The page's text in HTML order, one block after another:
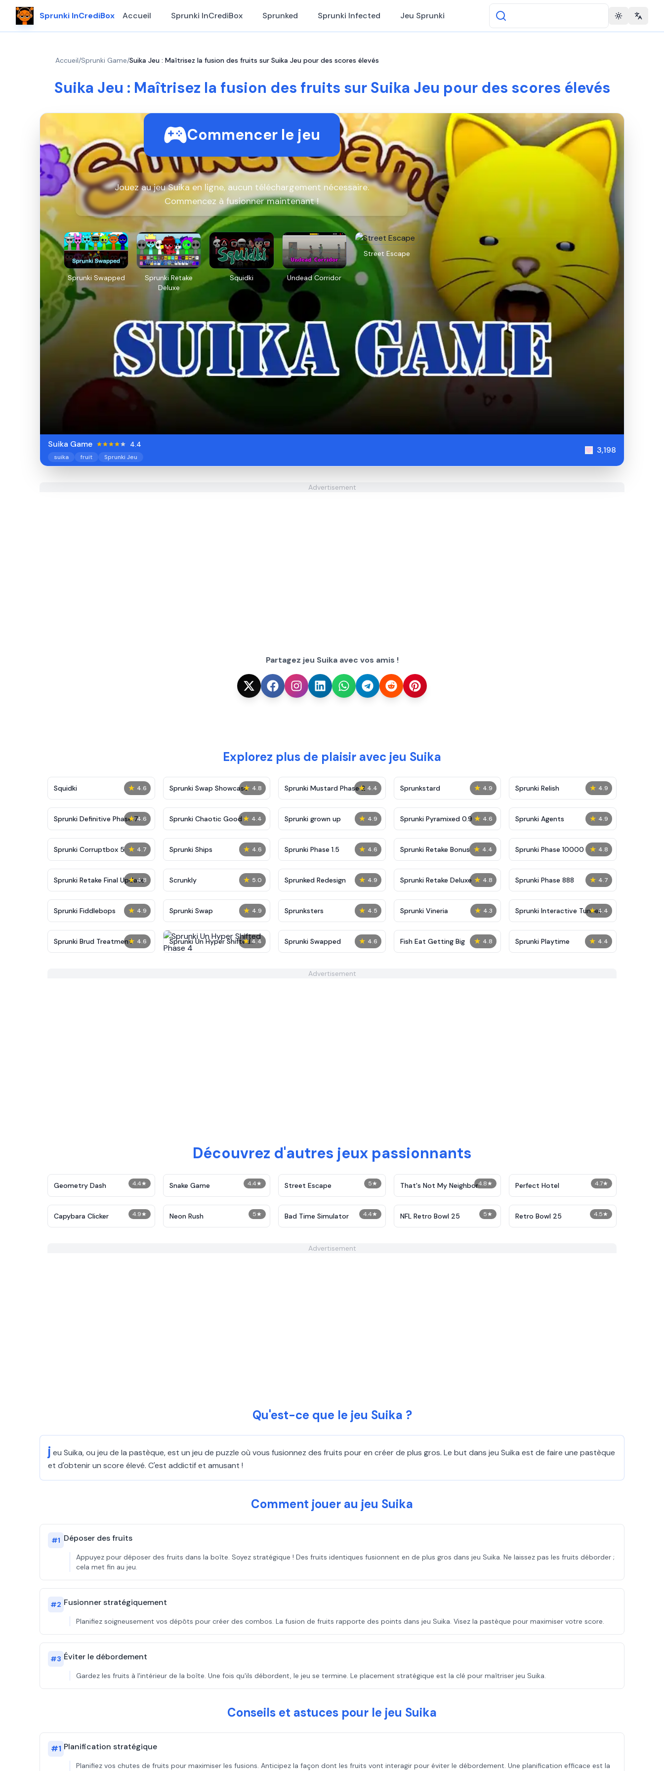
Sprunki InCrediBox Accueil Sprunki InCrediBox Sprunked Sprunki Infected Jeu Sprunki Toggle theme
Accueil/Sprunki Game/Suika Jeu : Maîtrisez la fusion des fruits sur Suika Jeu pour des scores élevés
Suika Jeu : Maîtrisez la fusion des fruits sur Suika Jeu pour des scores élevés
Commencer le jeu
Jouez au jeu Suika en ligne, aucun téléchargement nécessaire.
Commencez à fusionner maintenant !
Sprunki Swapped
Sprunki Retake
Deluxe
Squidki Undead Corridor
Street Escape
Suika Game 4.4
suika fruit Sprunki Jeu
3,198
Advertisement
Partagez jeu Suika avec vos amis !
Explorez plus de plaisir avec jeu Suika
★ 4.6
Squidki ★ 4.8
Sprunki Swap Showcase ★ 4.4
Sprunki Mustard Phase 2 ★ 4.9
Sprunkstard ★ 4.9
Sprunki Relish
★ 4.6
Sprunki Definitive Phase 7 ★ 4.4
Sprunki Chaotic Good ★ 4.9
Sprunki grown up ★ 4.6
Sprunki Pyramixed 0.9 ★ 4.9
Sprunki Agents
★ 4.7
Sprunki Corruptbox 5 ★ 4.6
Sprunki Ships ★ 4.6
Sprunki Phase 1.5 ★ 4.4
Sprunki Retake Bonus ★ 4.8
Sprunki Phase 10000
★ 4.8
Sprunki Retake Final Update ★ 5.0
Scrunkly ★ 4.9
Sprunked Redesign ★ 4.8
Sprunki Retake Deluxe ★ 4.7
Sprunki Phase 888
★ 4.9
Sprunki Fiddlebops ★ 4.9
Sprunki Swap ★ 4.5
Sprunksters ★ 4.3
Sprunki Vineria ★ 4.4
Sprunki Interactive Tunner
★ 4.6
Sprunki Brud Treatment ★ 4.4
Sprunki Un Hyper Shifted
Phase 4
★ 4.6
Sprunki Swapped ★ 4.8
Fish Eat Getting Big ★ 4.4
Sprunki Playtime
Advertisement
Découvrez d'autres jeux passionnants
4.4★
Geometry Dash 4.4★
Snake Game 5★
Street Escape 4.8★
That's Not My Neighbor 4.7★
Perfect Hotel
4.9★
Capybara Clicker 5★
Neon Rush 4.4★
Bad Time Simulator 5★
NFL Retro Bowl 25 4.5★
Retro Bowl 25
Advertisement
Qu'est-ce que le jeu Suika ?
j eu Suika, ou jeu de la pastèque, est un jeu de puzzle où vous fusionnez des fruits pour en créer de plus gros. Le but dans jeu Suika est de faire une pastèque
et d'obtenir un score élevé. C'est addictif et amusant !
Comment jouer au jeu Suika
#1 Déposer des fruits
Appuyez pour déposer des fruits dans la boîte. Soyez stratégique ! Des fruits identiques fusionnent en de plus gros dans jeu Suika. Ne laissez pas les fruits déborder ;
cela met fin au jeu.
#2 Fusionner stratégiquement
Planifiez soigneusement vos dépôts pour créer des combos. La fusion de fruits rapporte des points dans jeu Suika. Visez la pastèque pour maximiser votre score.
#3 Éviter le débordement
Gardez les fruits à l'intérieur de la boîte. Une fois qu'ils débordent, le jeu se termine. Le placement stratégique est la clé pour maîtriser jeu Suika.
Conseils et astuces pour le jeu Suika
#1 Planification stratégique
Planifiez vos chutes de fruits pour maximiser les fusions. Anticipez la façon dont les fruits vont interagir pour éviter le débordement. Une planification efficace est la